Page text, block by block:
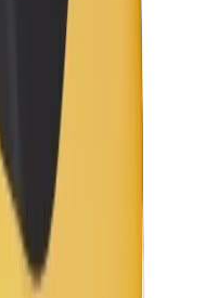
minuta!